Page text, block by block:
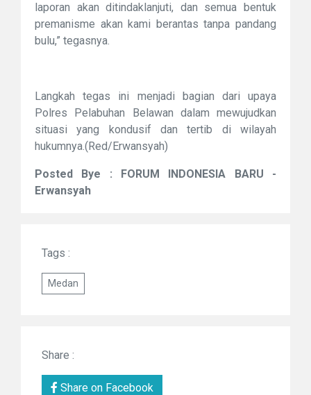
laporan akan ditindaklanjuti, dan semua bentuk
premanisme akan kami berantas tanpa pandang
bulu,” tegasnya.
Langkah tegas ini menjadi bagian dari upaya
Polres Pelabuhan Belawan dalam mewujudkan
situasi yang kondusif dan tertib di wilayah
hukumnya.(Red/Erwansyah)
Posted Bye : FORUM INDONESIA BARU -
Erwansyah
Tags :
Medan
Share :
Share on Facebook